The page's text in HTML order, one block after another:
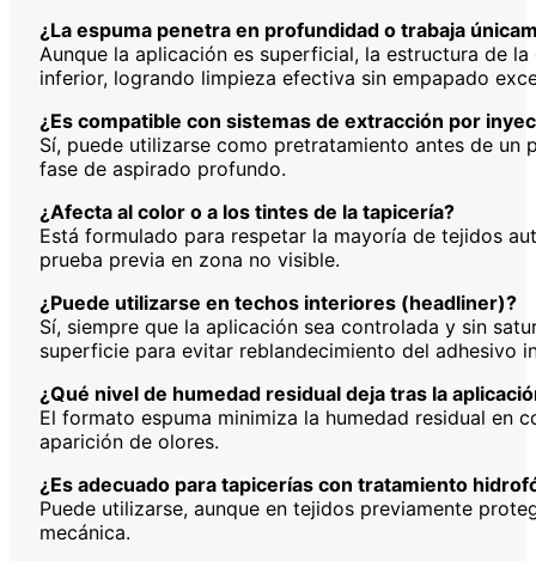
¿La espuma penetra en profundidad o trabaja
Aunque la aplicación es superficial, la estructura de
inferior, logrando limpieza efectiva sin empapado
¿Es compatible con sistemas de extracción por
Sí, puede utilizarse como pretratamiento antes de
fase de aspirado profundo.
¿Afecta al color o a los tintes de la tapicería?
Está formulado para respetar la mayoría de tejidos
prueba previa en zona no visible.
¿Puede utilizarse en techos interiores (headliner)?
Sí, siempre que la aplicación sea controlada y sin
superficie para evitar reblandecimiento del adhesivo
¿Qué nivel de humedad residual deja tras la
El formato espuma minimiza la humedad residual en
aparición de olores.
¿Es adecuado para tapicerías con tratamiento
Puede utilizarse, aunque en tejidos previamente
mecánica.